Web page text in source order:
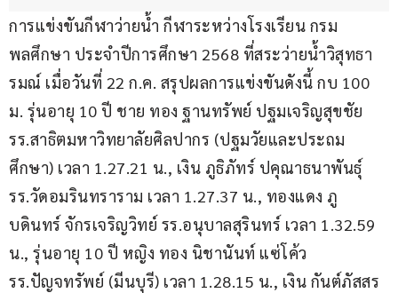
การแข่งขันกีฬาว่ายน้ำ กีฬาระหว่างโรงเรียน กรม
พลศึกษา ประจำปีการศึกษา 2568 ที่สระว่ายน้ำวิสุทธา
รมณ์ เมื่อวันที่ 22 ก.ค. สรุปผลการแข่งขันดังนี้ กบ 100
ม. รุ่นอายุ 10 ปี ชาย ทอง ฐานทรัพย์ ปฐมเจริญสุขชัย
รร.สาธิตมหาวิทยาลัยศิลปากร (ปฐมวัยและประถม
ศึกษา) เวลา 1.27.21 น., เงิน ภูธิภัทร์ ปคุณาธนาพันธุ์
รร.วัดอมรินทราราม เวลา 1.27.37 น., ทองแดง ภู
บดินทร์ จักรเจริญวิทย์ รร.อนุบาลสุรินทร์ เวลา 1.32.59
น., รุ่นอายุ 10 ปี หญิง ทอง นิชานันท์ แซ่โค้ว
รร.ปัญจทรัพย์ (มีนบุรี) เวลา 1.28.15 น., เงิน กันต์ภัสสร